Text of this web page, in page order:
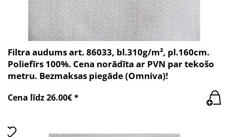
Filtra audums art. 86033, bl.310g/m², pl.160cm.
Poliefīrs 100%. Cena norādīta ar PVN par tekošo
metru. Bezmaksas piegāde (Omniva)!
Cena līdz 26.00€ *